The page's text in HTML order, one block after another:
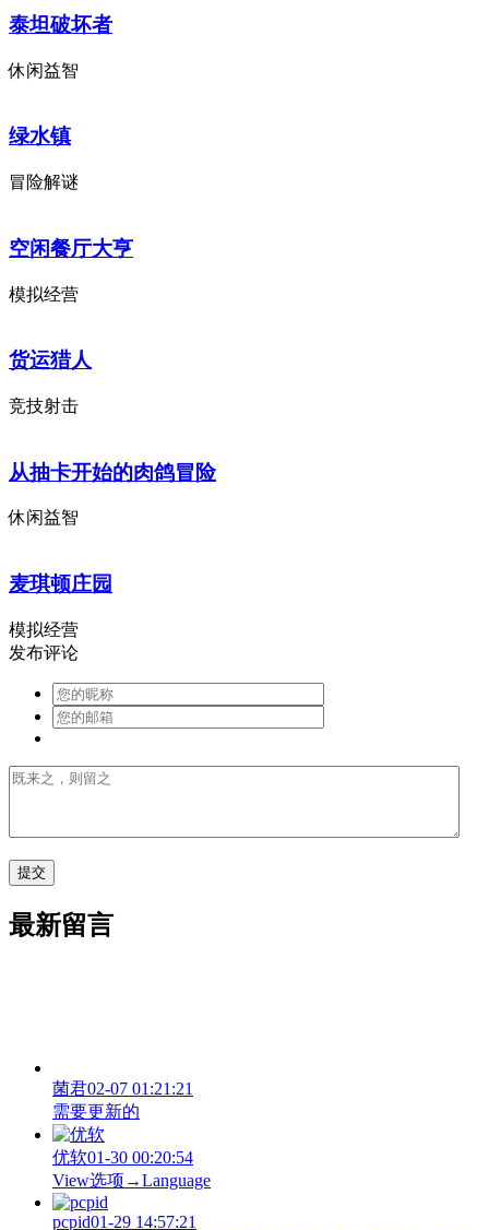
泰坦破坏者
休闲益智
绿水镇
冒险解谜
空闲餐厅大亨
模拟经营
货运猎人
竞技射击
从抽卡开始的肉鸽冒险
休闲益智
麦琪顿庄园
模拟经营
发布评论
最新留言
菌君02-07 01:21:21
需要更新的
优软01-30 00:20:54
View‌选项→Language
pcpid01-29 14:57:21